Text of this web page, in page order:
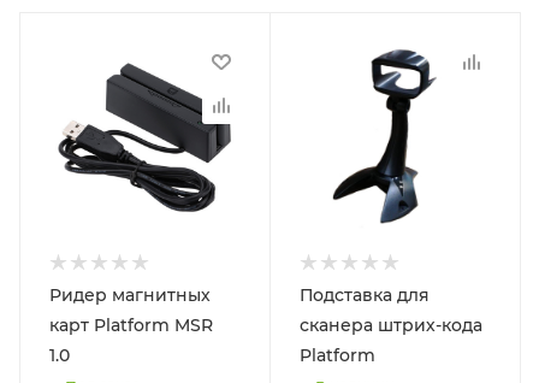
Ридер магнитных
карт Platform MSR
1.0
Подставка для
сканера штрих-кода
Platform